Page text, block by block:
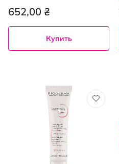
652,00 ₴
Купить